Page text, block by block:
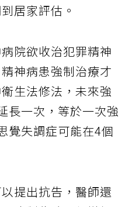
居家評估。
院欲收治犯罪精神
神病患強制治療才
生法修法，未來強
長一次，等於一次強
覺失調症可能在4個
提出抗告，醫師還